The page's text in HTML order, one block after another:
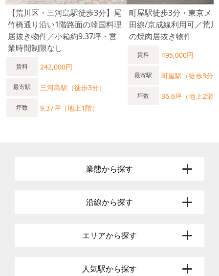
【荒川区・三河島駅徒歩3分】尾
竹橋通り沿い1階路面の韓国料理
居抜き物件／小箱約9.37坪・営
業時間制限なし
賃料 242,000円
最寄駅 三河島駅（徒歩3分）
坪数 9.37坪（地上1階）
町屋駅徒歩3分・東京メ
田線/京成線利用可／荒
の焼肉居抜き物件
賃料 495,000円
最寄駅 町屋駅（徒歩3分
坪数 36.6坪（地上2階
業態から探す
沿線から探す
エリアから探す
人気駅から探す